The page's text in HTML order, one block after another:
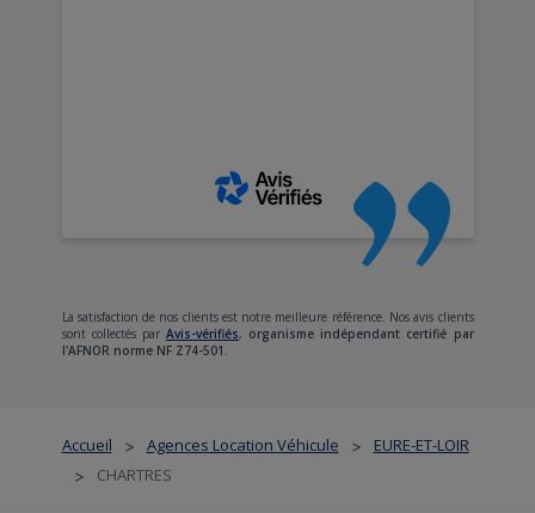
Accueil > Agences Location Véhicule > EURE-ET-LOIR
> CHARTRES
La satisfaction de nos clients est notre meilleure référence. Nos avis clients
sont collectés par Avis-vérifiés, organisme indépendant certifié par
l'AFNOR norme NF Z74-501.